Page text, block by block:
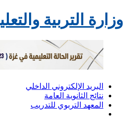
التربية
البريد الإلكتروني الداخلي
نتائج الثانوية العامة
المعهد التربوي للتدريب